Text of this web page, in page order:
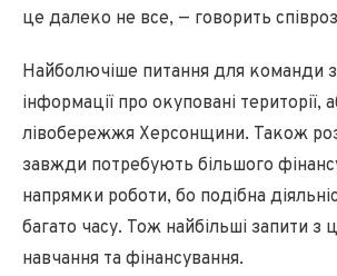
це далеко не все, — говорить
Найболючіше питання для команди
інформації про окуповані території,
лівобережжя Херсонщини. Також
завжди потребують більшого
напрямки роботи, бо подібна
багато часу. Тож найбільші запити з
навчання та фінансування.